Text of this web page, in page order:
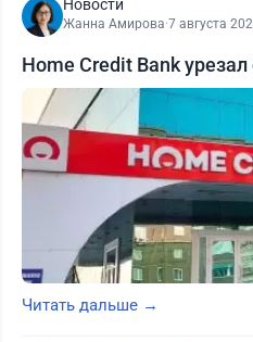
Новости
Жанна Амирова·7 августа
Home Credit Bank
Читать дальше →